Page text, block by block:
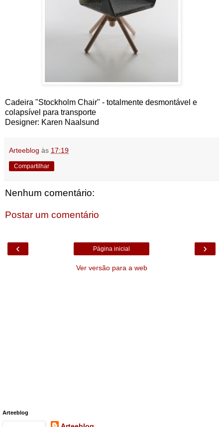
Cadeira "Stockholm Chair" - totalmente desmontável e
colapsível para transporte
Designer: Karen Naalsund
Arteeblog às 17:19
Compartilhar
Nenhum comentário:
Postar um comentário
‹ ›
Página inicial
Ver versão para a web
Arteeblog